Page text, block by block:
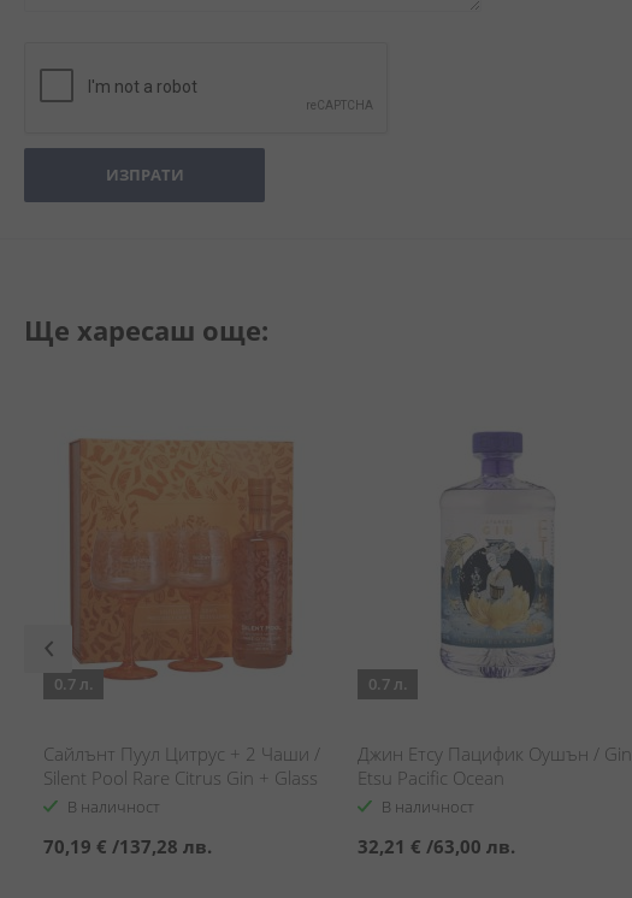
ИЗПРАТИ
Ще харесаш още:
0.7 л.
Сайлънт Пуул Цитрус + 2 Чаши /
Silent Pool Rare Citrus Gin + Glass
Set В наличност
70,19 € /137,28 лв.
0.7 л.
Джин Етсу Пацифик Оушън / Gin
Etsu Pacific Ocean
В наличност
32,21 € /63,00 лв.